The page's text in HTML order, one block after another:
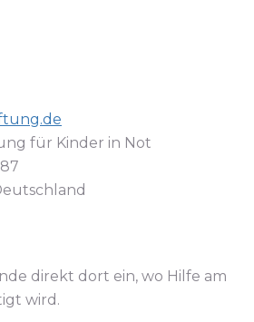
für Kinder in Not
direkt dort ein, wo Hilfe am
wird.